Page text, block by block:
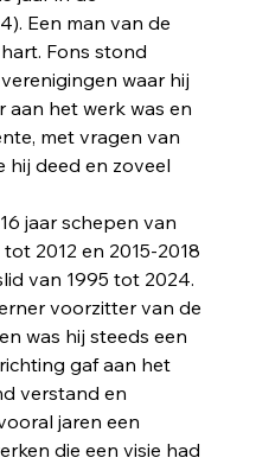
Een man van de
Fons stond
waar hij
aan het werk was en
met vragen van
hij deed en zoveel
jaar schepen van
2012 en 2015-2018
van 1995 tot 2024.
voorzitter van de
was hij steeds een
gaf aan het
verstand en
jaren een
die een visie had